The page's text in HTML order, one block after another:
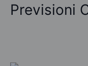
Previsioni